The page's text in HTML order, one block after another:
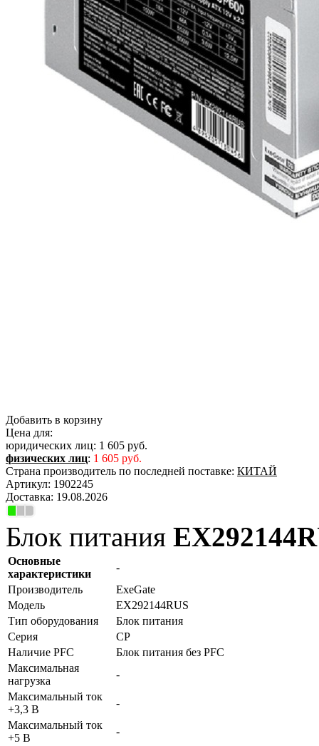
Добавить в корзину
Цена для:
юридических лиц: 1 605 руб.
физических лиц: 1 605 руб.
Страна производитель по последней поставке: КИТАЙ
Артикул: 1902245
Доставка: 19.08.2026
Блок питания
Основные
характеристики
-
Производитель
ExeGate
Модель
EX292144RUS
Тип оборудования
Блок питания
Серия
CP
Наличие PFC
Блок питания без PFC
Максимальная
нагрузка
-
Максимальный ток
+3,3 В
-
Максимальный ток
+5 В
-